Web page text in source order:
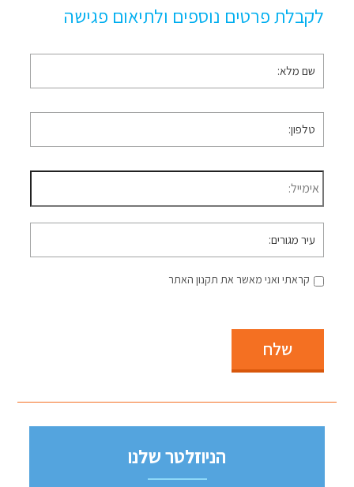
לקבלת פרטים נוספים ולתיאום פגישה
שם
מלא *
טלפון *
דוא״ל *
עיר
מגורים
קראתי ואני מאשר את תקנון האתר
שלח
הניוזלטר שלנו